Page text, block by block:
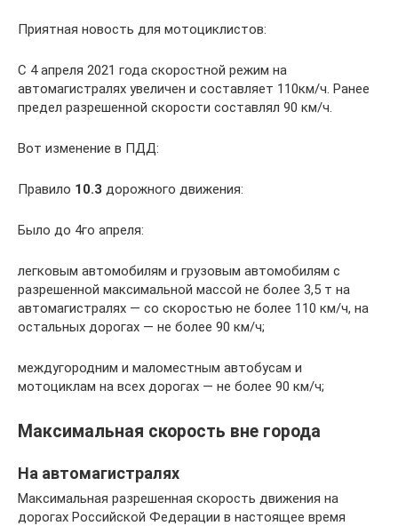
Приятная новость для мотоциклистов:
С 4 апреля 2021 года скоростной режим на
автомагистралях увеличен и составляет 110км/ч. Ранее
предел разрешенной скорости составлял 90 км/ч.
Вот изменение в ПДД:
Правило 10.3 дорожного движения:
Было до 4го апреля:
легковым автомобилям и грузовым автомобилям с
разрешенной максимальной массой не более 3,5 т на
автомагистралях — со скоростью не более 110 км/ч, на
остальных дорогах — не более 90 км/ч;
междугородним и маломестным автобусам и
мотоциклам на всех дорогах — не более 90 км/ч;
Максимальная скорость вне города
На автомагистралях
Максимальная разрешенная скорость движения на
дорогах Российской Федерации в настоящее время